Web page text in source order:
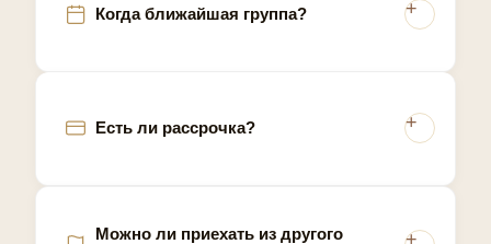
Когда ближайшая группа?
Есть ли рассрочка?
Можно ли приехать из другого